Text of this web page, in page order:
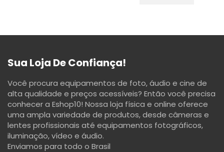
Sua Loja De Confiança!
Você procura equipamentos de foto, áudio e cine de
alta qualidade e preços acessíveis? Então você precisa
conhecer a Eshop10! Nossa loja física e online oferece
uma ampla variedade de produtos, desde câmeras e
lentes profissionais até equipamentos fotográficos,
iluminação, vídeo e áudio.
Enviamos para todo o Brasil